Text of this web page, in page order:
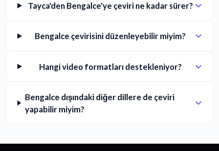
Tayca'den Bengalce'ye çeviri ne kadar sürer?
Bengalce çevirisini düzenleyebilir miyim?
Hangi video formatları destekleniyor?
Bengalce dışındaki diğer dillere de çeviri
yapabilir miyim?